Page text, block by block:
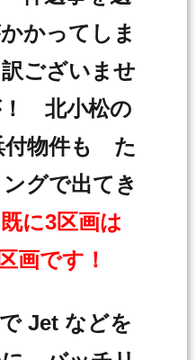
かってしま
ございませ
！ 北小松の
付物件も た
グで出てき
に3区画は
画です！
Jet などを